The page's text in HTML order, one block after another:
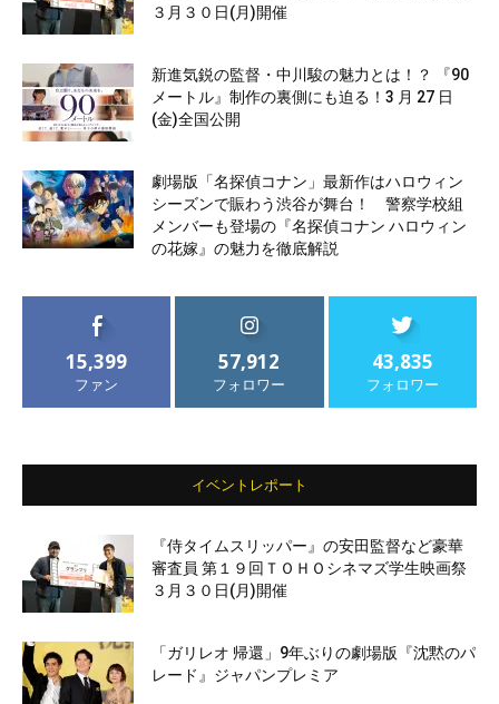
３月３０日(月)開催
新進気鋭の監督・中川駿の魅力とは！？ 『90
メートル』制作の裏側にも迫る！3 月 27 日
(金)全国公開
劇場版「名探偵コナン」最新作はハロウィン
シーズンで賑わう渋谷が舞台！ 警察学校組
メンバーも登場の『名探偵コナン ハロウィン
の花嫁』の魅力を徹底解説
15,399
ファン
57,912
フォロワー
43,835
フォロワー
イベントレポート
『侍タイムスリッパー』の安田監督など豪華
審査員 第１９回ＴＯＨＯシネマズ学生映画祭
３月３０日(月)開催
「ガリレオ 帰還」9年ぶりの劇場版『沈黙のパ
レード』ジャパンプレミア